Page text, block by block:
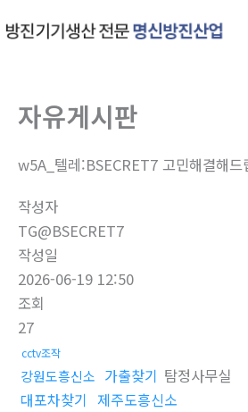
자유게시판
w5A_텔레:BSECRET7 고민해결해
작성자
TG@BSECRET7
작성일
2026-06-19 12:50
조회
27
cctv조작
강원도흥신소 가출찾기 탐정사무실
대포차찾기 제주도흥신소